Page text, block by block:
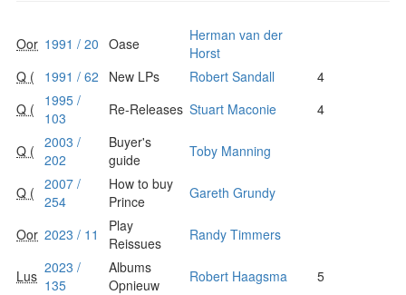
Oor 1991 / 20 Oase
Herman van der
Horst
Q (
1991 / 62 New LPs Robert Sandall
4
Q (
1995 /
103
Re-Releases Stuart Maconie 4
Q ( 2003 /
202
Buyer's
guide
Toby Manning
Q ( 2007 /
254
How to buy
Prince
Gareth Grundy
Oor 2023 / 11
Play
Reissues
Randy Timmers
Lus 2023 /
135
Albums
Opnieuw
Robert Haagsma 5